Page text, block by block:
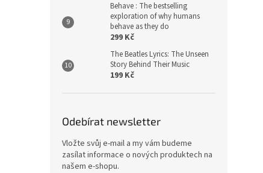
Behave : The bestselling
exploration of why humans
behave as they do
299 Kč
The Beatles Lyrics: The Unseen
Story Behind Their Music
199 Kč
Odebírat newsletter
Vložte svůj e-mail a my vám budeme
zasílat informace o nových produktech na
našem e-shopu.